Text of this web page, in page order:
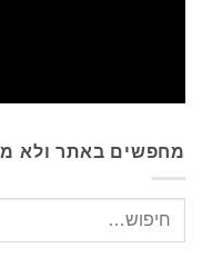
מחפשים באתר ולא מצאתם,